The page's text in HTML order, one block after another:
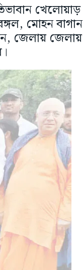
খেলোয়াড়
মোহন বাগান
জেলায় জেলায়